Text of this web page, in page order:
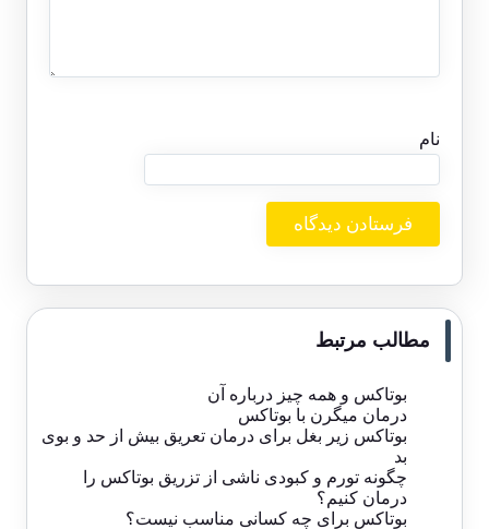
نام
مطالب مرتبط
بوتاکس و همه چیز درباره آن
درمان میگرن با بوتاکس
بوتاکس زیر بغل برای درمان تعریق بیش از حد و بوی
بد
چگونه تورم و کبودی ناشی از تزریق بوتاکس را
درمان کنیم؟
بوتاکس برای چه کسانی مناسب نیست؟